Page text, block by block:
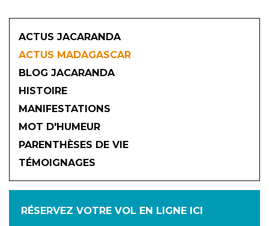
ACTUS JACARANDA
ACTUS MADAGASCAR
BLOG JACARANDA
HISTOIRE
MANIFESTATIONS
MOT D'HUMEUR
PARENTHÈSES DE VIE
TÉMOIGNAGES
RÉSERVEZ VOTRE VOL EN LIGNE ICI
JANVIER
AVRIL MAI JUIN
JUILLET AOÛT SEPTEMBRE